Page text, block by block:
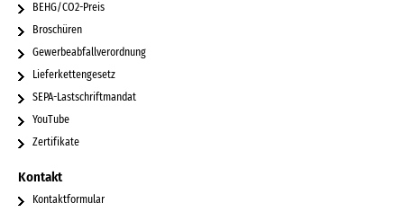
BEHG/CO2-Preis
Broschüren
Gewerbeabfallverordnung
Lieferkettengesetz
SEPA-Lastschriftmandat
YouTube
Zertifikate
Kontakt
Kontaktformular